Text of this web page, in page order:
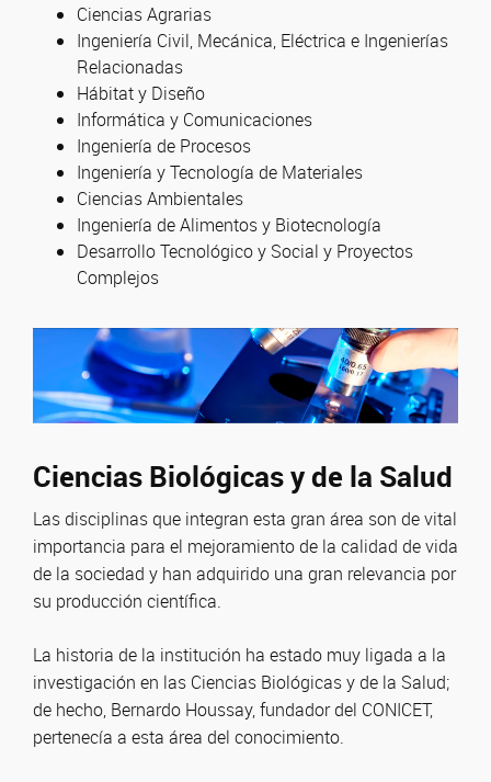
Ciencias Agrarias
Ingeniería Civil, Mecánica, Eléctrica e Ingenierías
Relacionadas
Hábitat y Diseño
Informática y Comunicaciones
Ingeniería de Procesos
Ingeniería y Tecnología de Materiales
Ciencias Ambientales
Ingeniería de Alimentos y Biotecnología
Desarrollo Tecnológico y Social y Proyectos
Complejos
Ciencias Biológicas y de la Salud
Las disciplinas que integran esta gran área son de vital
importancia para el mejoramiento de la calidad de vida
de la sociedad y han adquirido una gran relevancia por
su producción científica.
La historia de la institución ha estado muy ligada a la
investigación en las Ciencias Biológicas y de la Salud;
de hecho, Bernardo Houssay, fundador del CONICET,
pertenecía a esta área del conocimiento.